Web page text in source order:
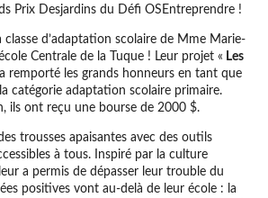
Prix Desjardins du Défi OSEntreprendre !
classe d’adaptation scolaire de Mme Marie-
Centrale de la Tuque ! Leur projet « Les
remporté les grands honneurs en tant que
catégorie adaptation scolaire primaire.
ils ont reçu une bourse de 2000 $.
trousses apaisantes avec des outils
à tous. Inspiré par la culture
a permis de dépasser leur trouble du
positives vont au-delà de leur école : la